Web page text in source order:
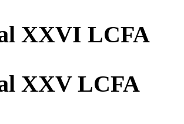
XXVI LCFA
XXV LCFA